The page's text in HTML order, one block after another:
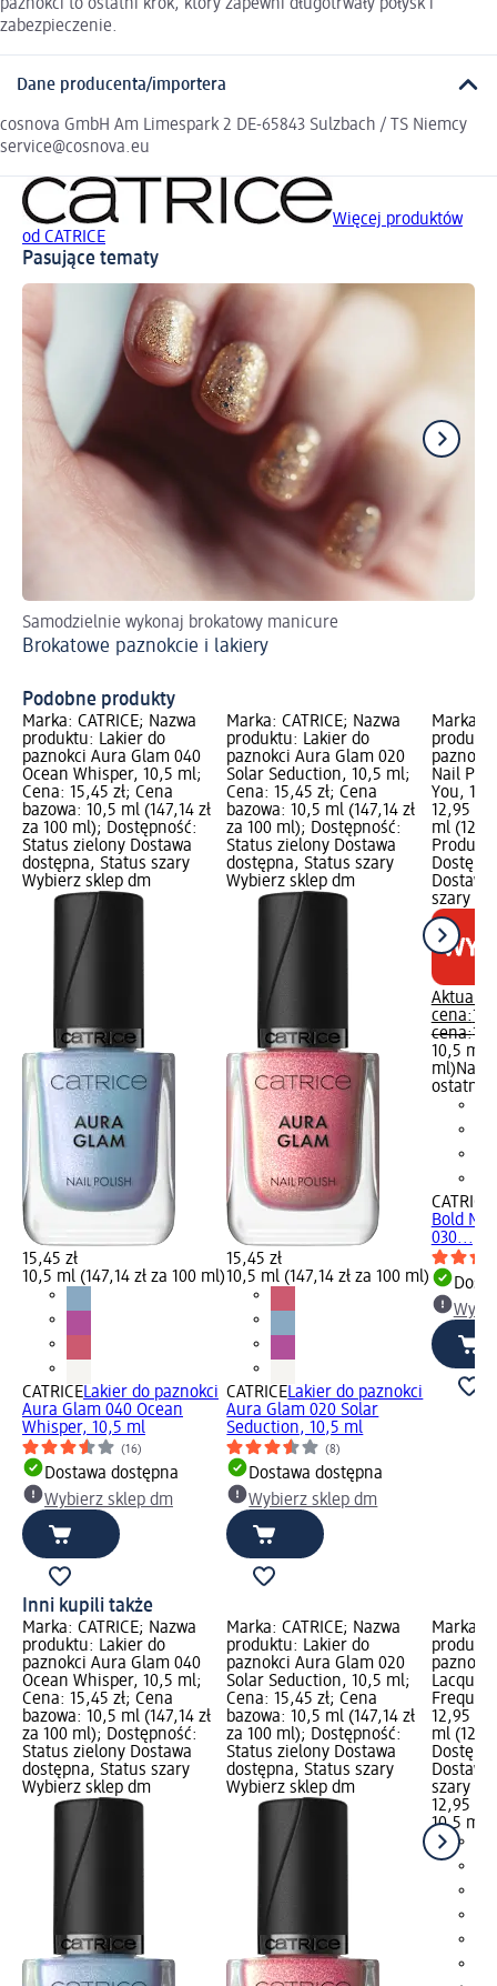
paznokci to ostatni krok, który zapewni długotrwały połysk i
zabezpieczenie.
Dane producenta/importera
cosnova GmbH Am Limespark 2 DE-65843 Sulzbach / TS Niemcy
service@cosnova.eu
Więcej produktów
od CATRICE
Pasujące tematy
Samodzielnie wykonaj brokatowy manicure
Brokatowe paznokcie i lakiery
Podobne produkty
Marka: CATRICE; Nazwa
produktu: Lakier do
paznokci Aura Glam 040
Ocean Whisper, 10,5 ml;
Cena: 15,45 zł; Cena
bazowa: 10,5 ml (147,14 zł
za 100 ml); Dostępność:
Status zielony Dostawa
dostępna, Status szary
Wybierz sklep dm
15,45 zł
10,5 ml (147,14 zł za 100 ml)
CATRICELakier do paznokci
Aura Glam 040 Ocean
Whisper, 10,5 ml
(16)
Dostawa dostępna
Wybierz sklep dm
Marka: CATRICE; Nazwa
produktu: Lakier do
paznokci Aura Glam 020
Solar Seduction, 10,5 ml;
Cena: 15,45 zł; Cena
bazowa: 10,5 ml (147,14 zł
za 100 ml); Dostępność:
Status zielony Dostawa
dostępna, Status szary
Wybierz sklep dm
15,45 zł
10,5 ml (147,14 zł za 100 ml)
CATRICELakier do paznokci
Aura Glam 020 Solar
Seduction, 10,5 ml
(8)
Dostawa dostępna
Wybierz sklep dm
Marka:
Nail
You,
12,95
ml
szary
Aktualna
cena:
cena:
10,5 ml
ml)
CATRICE
Bold
030...,
Inni kupili także
Marka: CATRICE; Nazwa
produktu: Lakier do
paznokci Aura Glam 040
Ocean Whisper, 10,5 ml;
Cena: 15,45 zł; Cena
bazowa: 10,5 ml (147,14 zł
za 100 ml); Dostępność:
Status zielony Dostawa
dostępna, Status szary
Wybierz sklep dm
Marka: CATRICE; Nazwa
produktu: Lakier do
paznokci Aura Glam 020
Solar Seduction, 10,5 ml;
Cena: 15,45 zł; Cena
bazowa: 10,5 ml (147,14 zł
za 100 ml); Dostępność:
Status zielony Dostawa
dostępna, Status szary
Wybierz sklep dm
Marka:
Lacquer
12,95
ml
szary
12,95 zł
10,5 ml